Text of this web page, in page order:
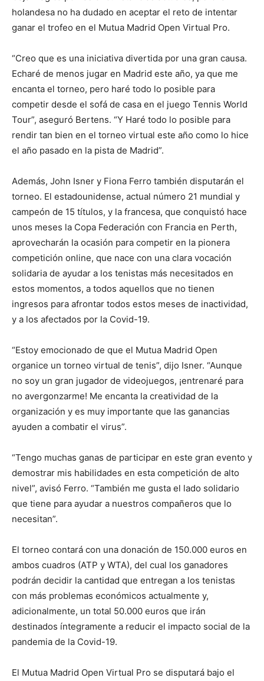
holandesa no ha dudado en aceptar el reto de intentar
ganar el trofeo en el Mutua Madrid Open Virtual Pro.
“Creo que es una iniciativa divertida por una gran causa.
Echaré de menos jugar en Madrid este año, ya que me
encanta el torneo, pero haré todo lo posible para
competir desde el sofá de casa en el juego Tennis World
Tour”, aseguró Bertens. “Y Haré todo lo posible para
rendir tan bien en el torneo virtual este año como lo hice
el año pasado en la pista de Madrid”.
Además, John Isner y Fiona Ferro también disputarán el
torneo. El estadounidense, actual número 21 mundial y
campeón de 15 títulos, y la francesa, que conquistó hace
unos meses la Copa Federación con Francia en Perth,
aprovecharán la ocasión para competir en la pionera
competición online, que nace con una clara vocación
solidaria de ayudar a los tenistas más necesitados en
estos momentos, a todos aquellos que no tienen
ingresos para afrontar todos estos meses de inactividad,
y a los afectados por la Covid-19.
“Estoy emocionado de que el Mutua Madrid Open
organice un torneo virtual de tenis”, dijo Isner. “Aunque
no soy un gran jugador de videojuegos, ¡entrenaré para
no avergonzarme! Me encanta la creatividad de la
organización y es muy importante que las ganancias
ayuden a combatir el virus”.
“Tengo muchas ganas de participar en este gran evento y
demostrar mis habilidades en esta competición de alto
nivel”, avisó Ferro. “También me gusta el lado solidario
que tiene para ayudar a nuestros compañeros que lo
necesitan”.
El torneo contará con una donación de 150.000 euros en
ambos cuadros (ATP y WTA), del cual los ganadores
podrán decidir la cantidad que entregan a los tenistas
con más problemas económicos actualmente y,
adicionalmente, un total 50.000 euros que irán
destinados íntegramente a reducir el impacto social de la
pandemia de la Covid-19.
El Mutua Madrid Open Virtual Pro se disputará bajo el